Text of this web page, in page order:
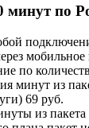
по
по
минут из
69 руб.
из